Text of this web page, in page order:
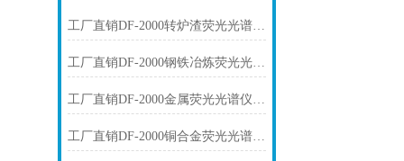
工厂直销DF-2000转炉渣荧光光谱仪技术参数
工厂直销DF-2000钢铁冶炼荧光光谱仪技术参数
工厂直销DF-2000金属荧光光谱仪技术参数
工厂直销DF-2000铜合金荧光光谱仪技术参数